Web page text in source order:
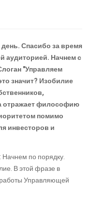
Спасибо за время
аудиторией. Начнем с
"Управляем
значит? Изобилие
отражает философию
помимо
инвесторов и
по порядку.
В этой фразе в
Управляющей